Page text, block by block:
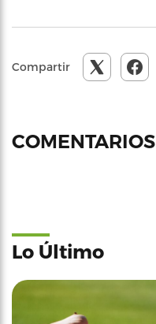
Compartir
COMENTARIOS
Lo Último